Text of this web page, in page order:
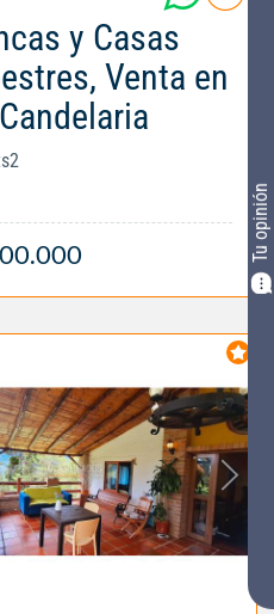
Tu opinión
y Casas
Venta en
Candelaria